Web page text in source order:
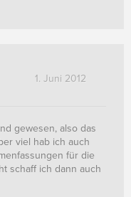
1. Juni 2012
gewesen, also das
viel hab ich auch
für die
schaff ich dann auch